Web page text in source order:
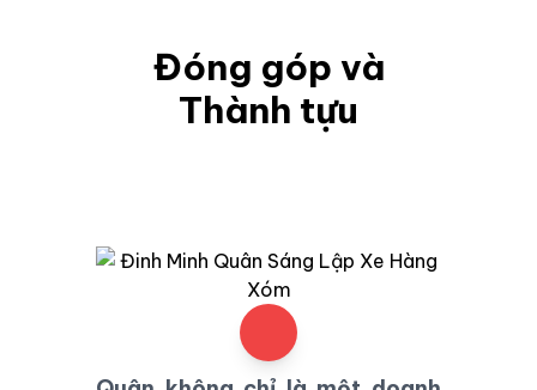
Đóng góp và
Thành tựu